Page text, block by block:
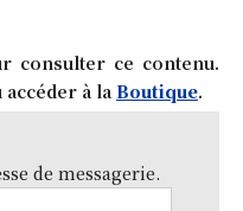
consulter ce contenu.
à la Boutique.
de messagerie.